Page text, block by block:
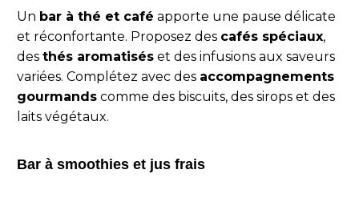
Un bar à thé et café apporte une pause délicate
et réconfortante. Proposez des cafés spéciaux,
des thés aromatisés et des infusions aux saveurs
variées. Complétez avec des accompagnements
gourmands comme des biscuits, des sirops et des
laits végétaux.
Bar à smoothies et jus frais